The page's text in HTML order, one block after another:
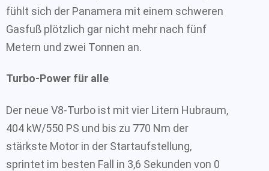
fühlt sich der Panamera mit einem schweren
Gasfuß plötzlich gar nicht mehr nach fünf
Metern und zwei Tonnen an.
Turbo-Power für alle
Der neue V8-Turbo ist mit vier Litern Hubraum,
404 kW/550 PS und bis zu 770 Nm der
stärkste Motor in der Startaufstellung,
sprintet im besten Fall in 3,6 Sekunden von 0